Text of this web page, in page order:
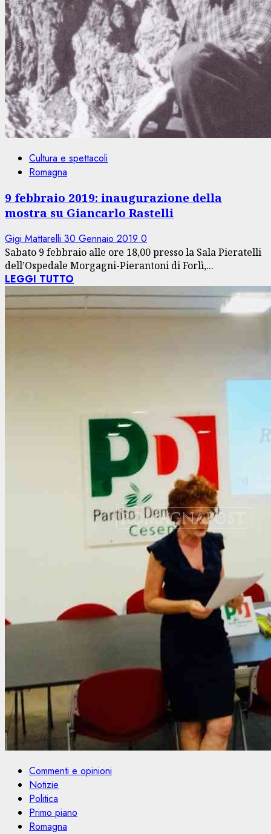
Cultura e spettacoli
Romagna
9 febbraio 2019: inaugurazione della
mostra su Giancarlo Rastelli
Gigi Mattarelli 30 Gennaio 2019 0
Sabato 9 febbraio alle ore 18,00 presso la Sala Pieratelli
dell’Ospedale Morgagni-Pierantoni di Forlì,...
LEGGI TUTTO
Commenti e opinioni
Notizie
Politica
Primo piano
Romagna